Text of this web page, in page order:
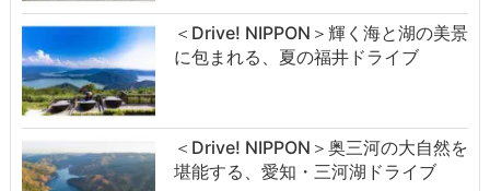
＜Drive! NIPPON＞輝く海と湖の美景
に包まれる、夏の福井ドライブ
＜Drive! NIPPON＞奥三河の大自然を
堪能する、愛知・三河湖ドライブ